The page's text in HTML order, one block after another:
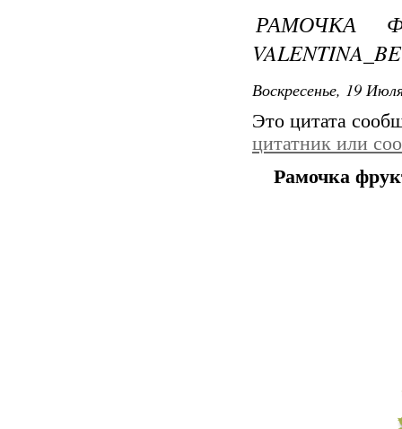
РАМОЧКА
Воскресенье, 19
Это цитата
цитатник или
Рамочка